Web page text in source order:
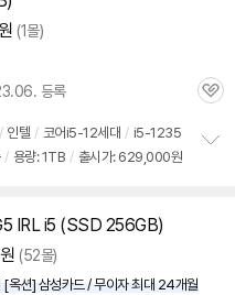
(1몰)
등록
관
/ 인텔 / 코어i5-12세대 / i5-1235
/ 용량: 1TB / 출시가: 629,000원
IRL i5 (SSD 256GB)
원 (52몰)
션] 삼성카드 / 무이자 최대 24개월